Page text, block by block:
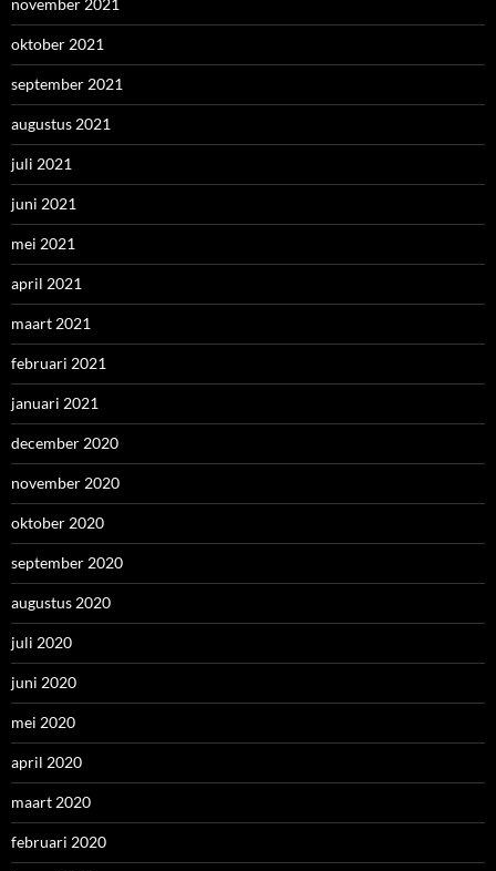
november 2021
oktober 2021
september 2021
augustus 2021
juli 2021
juni 2021
mei 2021
april 2021
maart 2021
februari 2021
januari 2021
december 2020
november 2020
oktober 2020
september 2020
augustus 2020
juli 2020
juni 2020
mei 2020
april 2020
maart 2020
februari 2020